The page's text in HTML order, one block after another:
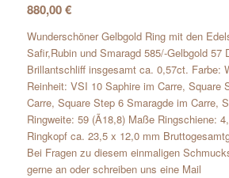
880,00€
Wunderschöner Gelbgold Ring mit den
Safir,Rubin und Smaragd 585/-Gelbgold 57
Brillantschliff insgesamt ca. 0,57ct. Farbe:
Reinheit: VSI 10 Saphire im Carre, Square
Carre, Square Step 6 Smaragde im Carre,
Ringweite: 59 (Ã18,8) Maße Ringschiene:
Ringkopf ca. 23,5 x 12,0 mm
Bei Fragen zu diesem einmaligen
gerne an oder schreiben uns eine Mail